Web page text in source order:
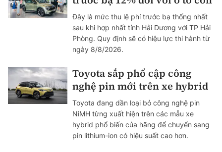
Đây là mức thu lệ phí trước bạ thống nhất
sau khi hợp nhất tỉnh Hải Dương với TP Hải
Phòng. Quy định sẽ có hiệu lực thi hành từ
ngày 8/8/2026.
Toyota sắp phổ cập công
nghệ pin mới trên xe hybrid
Toyota đang dần loại bỏ công nghệ pin
NiMH từng xuất hiện trên các mẫu xe
hybrid phổ biến của hãng để chuyển sang
pin lithium-ion có hiệu suất cao hơn.